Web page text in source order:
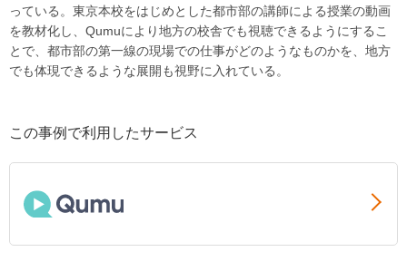
っている。東京本校をはじめとした都市部の講師による授業の動画
を教材化し、Qumuにより地方の校舎でも視聴できるようにするこ
とで、都市部の第一線の現場での仕事がどのようなものかを、地方
でも体現できるような展開も視野に入れている。
この事例で利用したサービス